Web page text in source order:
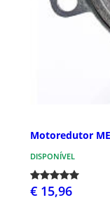
Motoredutor
DISPONÍVEL
€ 15,96